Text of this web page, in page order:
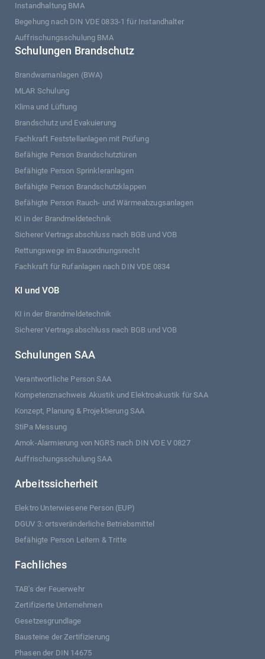
Instandhaltung BMA
Begehung nach DIN VDE 0833-1 für Instandhalter
Auffrischungsschulung BMA
Schulungen Brandschutz
Brandwarnanlagen (BWA)
MLAR Schulung
Klima und Lüftung
Brandschutz und Evakuierung
Fachkraft Feststellanlagen mit Prüfung
Befähigte Person Brandschutztüren
Befähigte Person Sprinkleranlagen
Befähigte Person Brandschutzklappen
Befähigte Person Rauch- und Wärmeabzugsanlagen
KI in der Brandmeldetechnik
Sicherer Vertragsabschluss nach BGB und VOB
Rettungswege im Bauordnungsrecht
Fachkraft für Rufanlagen nach DIN VDE 0834
KI und VOB
KI in der Brandmeldetechnik
Sicherer Vertragsabschluss nach BGB und VOB
Schulungen SAA
Verantwortliche Person SAA
Kompetenznachweis Akustik und Elektroakustik für SAA
Konzept, Planung & Projektierung SAA
StiPa Messung
Amok-Alarmierung von NGRS nach DIN VDE V 0827
Auffrischungsschulung SAA
Arbeitssicherheit
Elektro Unterwiesene Person (EUP)
DGUV 3: ortsveränderliche Betriebsmittel
Befähigte Person Leitern & Tritte
Fachliches
TAB's der Feuerwehr
Zertifizierte Unternehmen
Gesetzesgrundlage
Bausteine der Zertifizierung
Phasen der DIN 14675